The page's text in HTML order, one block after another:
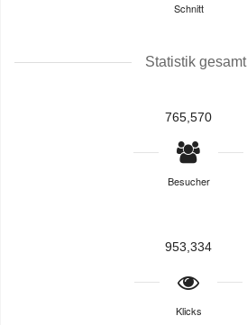
Schnitt
Statistik gesamt
765,570
Besucher
953,334
Klicks